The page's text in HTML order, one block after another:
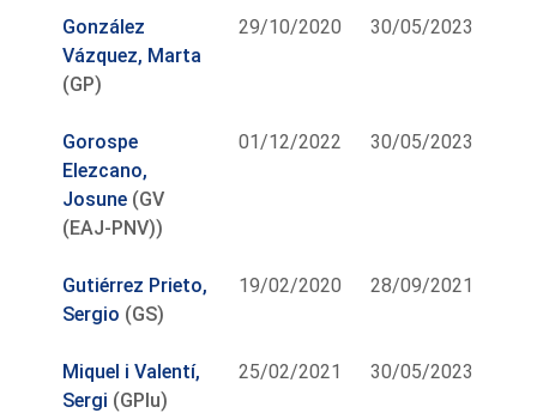
González
Vázquez, Marta
(GP)
29/10/2020 30/05/2023
Gorospe
Elezcano,
Josune (GV
(EAJ-PNV))
01/12/2022 30/05/2023
Gutiérrez Prieto,
Sergio (GS)
19/02/2020 28/09/2021
Miquel i Valentí,
Sergi (GPlu)
25/02/2021 30/05/2023